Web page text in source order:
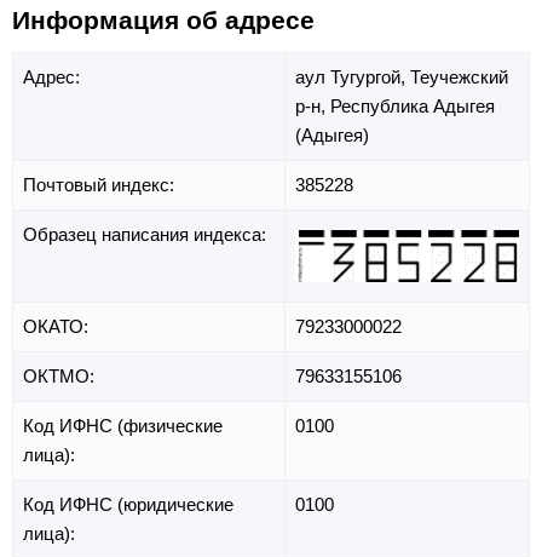
Информация об адресе
Адрес: аул Тугургой, Теучежский
р-н, Республика Адыгея
(Адыгея)
Почтовый индекс: 385228
Образец написания индекса:
ОКАТО: 79233000022
ОКТМО: 79633155106
Код ИФНС (физические
лица):
0100
Код ИФНС (юридические
лица):
0100